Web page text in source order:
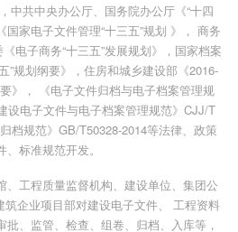
中共中央办公厅、国务院办公厅《“十四
国家电子文件管理“十三五”规划 》， 商务
电子商务“十三五”发展规划》，国家档案
”规划纲要》，住房和城乡建设部《2016-
》， 《电子文件归档与电子档案管理规
设电子文件与电子档案管理规范》CJJ/T
档规范》GB/T50328-2014等法律、政策
、标准规范开发。
、工程质量监督机构、建设单位、集团公
企业项目部对建设电子文件、 工程资料
、监管、检查、组卷、归档、入库等，